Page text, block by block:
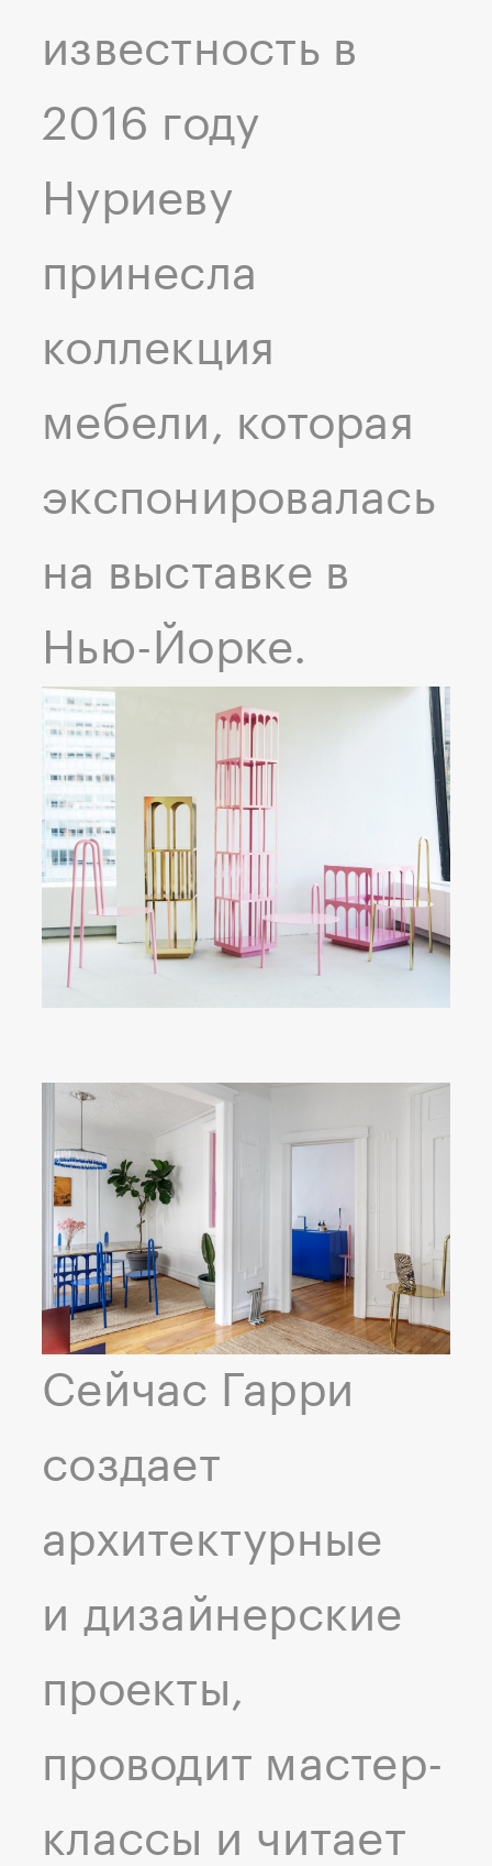
известность в
2016 году
Нуриеву
принесла
коллекция
мебели, которая
экспонировалась
на выставке в
Нью-Йорке.
Сейчас Гарри
создает
архитектурные
и дизайнерские
проекты,
проводит мастер-
классы и читает